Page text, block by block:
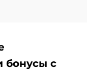
бонусы с